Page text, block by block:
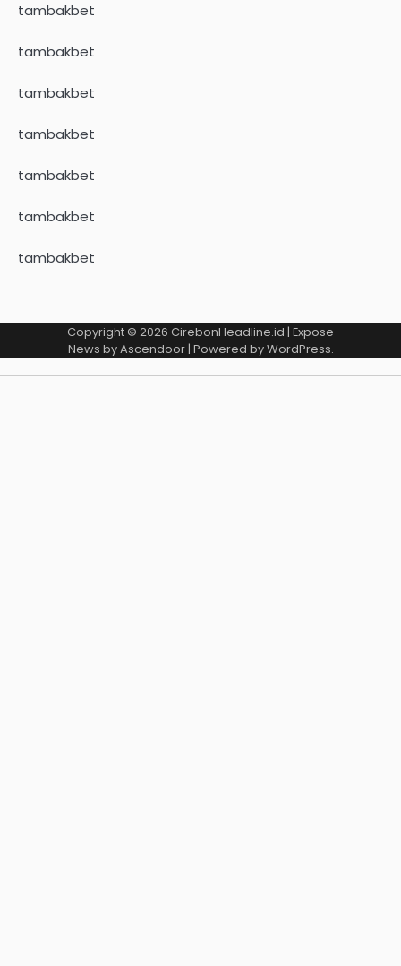
tambakbet
tambakbet
tambakbet
tambakbet
tambakbet
tambakbet
tambakbet
Copyright © 2026 CirebonHeadline.id | Expose
News byAscendoor| Powered byWordPress.